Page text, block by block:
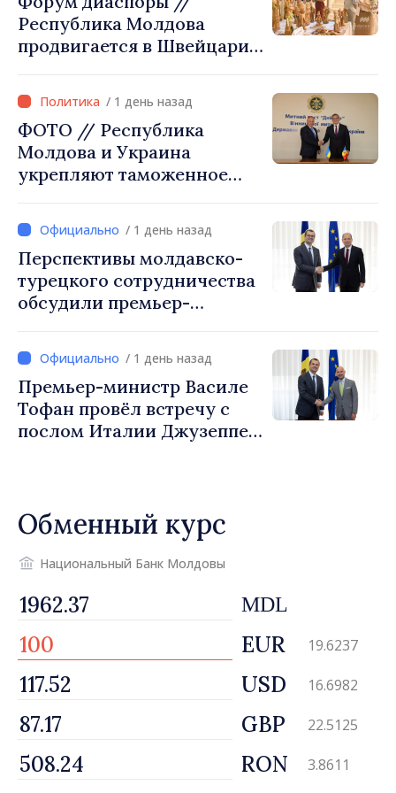
решение
Республика Молдова
продвигается в Швейцарии
и экспорт
/ 1 день назад
ФОТО // Республика
Молдова и Украина
укрепляют таможенное
обеспечения безопасности
границы и европейской
интеграции. Встреча в
Могилёв-Подольском
/ 1 день назад
Перспективы молдавско-
турецкого сотрудничества
обсудили премьер-
посол Турции Уйгар
Мустафа Сертел/ 1 день назад
Премьер-министр Василе
Тофан провёл встречу с
послом Италии Джузеппе
Обменный курс
Национальный Банк Молдовы
MDL
EUR 19.6237
USD 16.6982
GBP 22.5125
RON 3.8611